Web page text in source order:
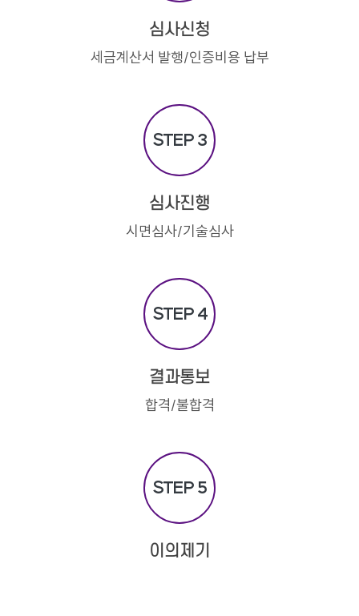
심사신청
세금계산서 발행/인증비용 납부
STEP 3
심사진행
시면심사/기술심사
STEP 4
결과통보
합격/불합격
STEP 5
이의제기